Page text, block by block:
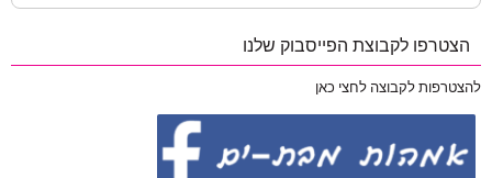
for:
הצטרפו לקבוצת הפייסבוק שלנו
להצטרפות לקבוצה לחצי כאן